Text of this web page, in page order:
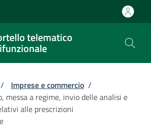
telematico
pane
/ Imprese e commercio /
messa a regime, invio delle analisi e
alle prescrizioni